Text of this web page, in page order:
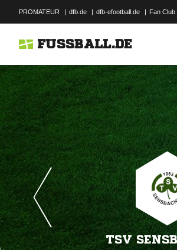
PROMATEUR | dfb.de | dfb-efootball.de | Fan
FUSSBALL.DE
TSV